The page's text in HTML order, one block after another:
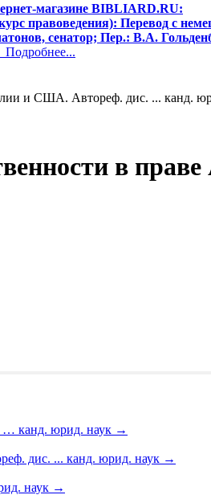
магазине BIBLIARD.RU:
правоведения): Перевод с
сенатор; Пер.: В.А.
Подробнее...
и США. Автореф. дис. ... канд.
в
… канд. юрид. наук →
дис. ... канд. юрид. наук →
наук →